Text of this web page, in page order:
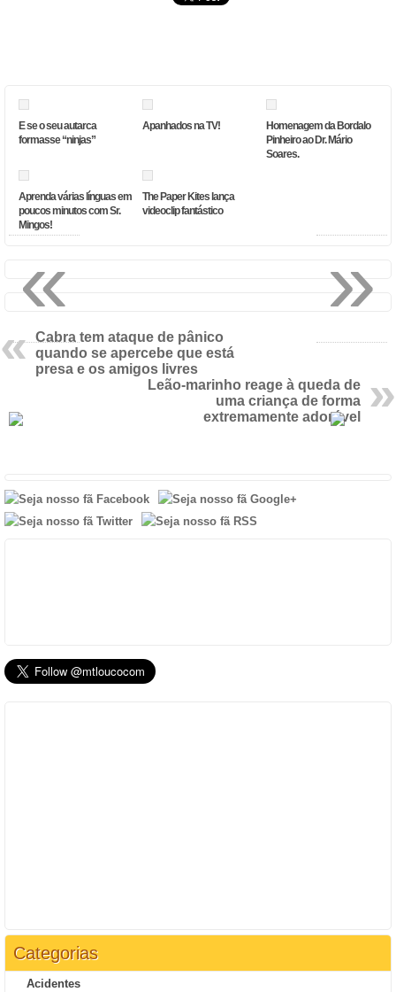
E se o seu autarca
formasse “ninjas”
Apanhados na TV!
Homenagem da Bordalo
Pinheiro ao Dr. Mário
Soares.
Aprenda várias línguas em
poucos minutos com Sr.
Mingos!
The Paper Kites lança
videoclip fantástico
Cabra tem ataque de pânico
quando se apercebe que está
presa e os amigos livres
Leão-marinho reage à queda de
uma criança de forma
extremamente adorável
Categorias
Acidentes
»
«